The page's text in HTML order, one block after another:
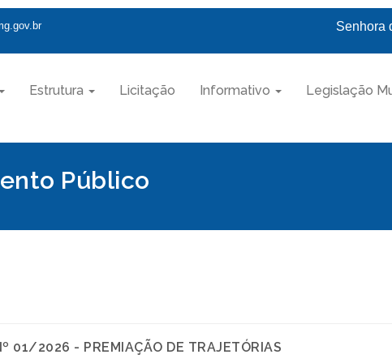
Senhora
Estrutura Licitação Informativo Legislação
Público
01/2026 - PREMIAÇÃO DE TRAJETÓRIAS